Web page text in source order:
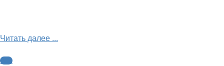
Читать далее ...
ФНЛ